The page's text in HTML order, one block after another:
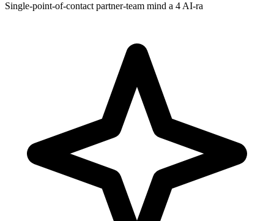
Single-point-of-contact partner-team mind a 4 AI-ra